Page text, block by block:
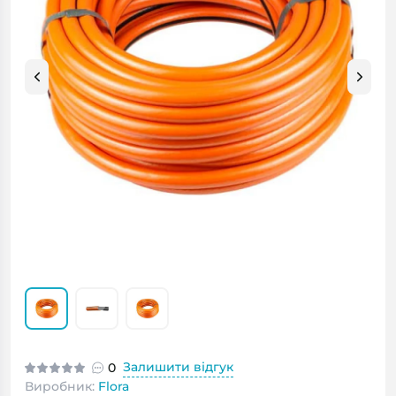
0 Залишити відгук
Виробник: Flora